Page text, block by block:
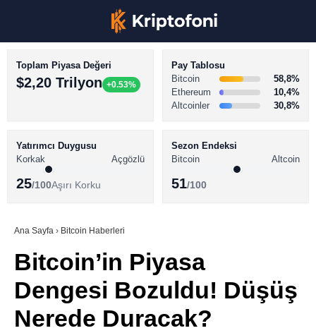
TikTok
BİTCOİN HABERLERİ
ALTCOİN HABERLERİ
SÖZLÜK
Toplam Piyasa Değeri
$2,20 Trilyon +0.53%
Pay Tablosu
Bitcoin
58,8%
Ethereum
10,4%
Altcoinler
30,8%
Yatırımcı Duygusu
Korkak
Açgözlü
25/100Aşırı Korku
Sezon Endeksi
Bitcoin
Altcoin
51/100
Ana Sayfa › Bitcoin Haberleri
Bitcoin’in Piyasa
Dengesi Bozuldu! Düşüş
Nerede Duracak?